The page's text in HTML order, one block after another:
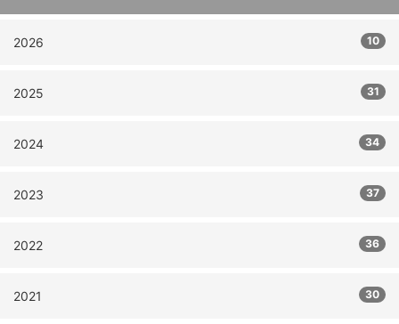
2026 10
2025 31
2024 34
2023 37
2022 36
2021 30